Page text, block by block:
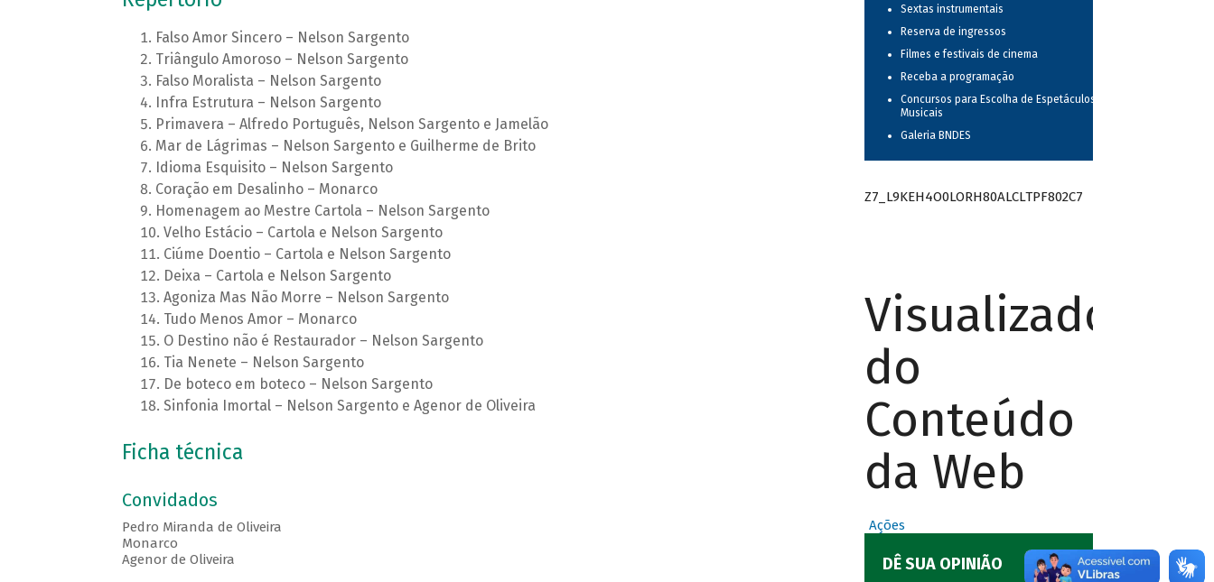
Falso Amor Sincero – Nelson Sargento
Triângulo Amoroso – Nelson Sargento
Falso Moralista – Nelson Sargento
Infra Estrutura – Nelson Sargento
Primavera – Alfredo Português, Nelson Sargento e Jamelão
Mar de Lágrimas – Nelson Sargento e Guilherme de Brito
Idioma Esquisito – Nelson Sargento
Coração em Desalinho – Monarco
Homenagem ao Mestre Cartola – Nelson Sargento
Velho Estácio – Cartola e Nelson Sargento
Ciúme Doentio – Cartola e Nelson Sargento
Deixa – Cartola e Nelson Sargento
Agoniza Mas Não Morre – Nelson Sargento
Tudo Menos Amor – Monarco
O Destino não é Restaurador – Nelson Sargento
Tia Nenete – Nelson Sargento
De boteco em boteco – Nelson Sargento
Sinfonia Imortal – Nelson Sargento e Agenor de Oliveira
Ficha técnica
Convidados
Pedro Miranda de Oliveira
Monarco
Agenor de Oliveira
Sextas instrumentais
Reserva de ingressos
Filmes e festivais de cinema
Receba a programação
Concursos para Escolha de Espetáculos
Musicais
Galeria BNDES
Z7_L9KEH4O0LORH80ALCLTPF802C7
Visualizador
do
Conteúdo
da Web
Ações
DÊ SUA OPINIÃO